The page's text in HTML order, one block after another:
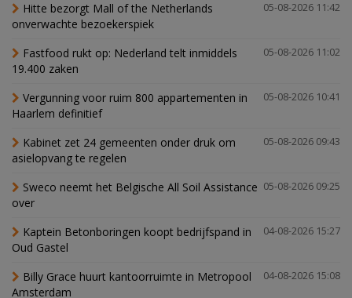
05-08-2026 11:42
Hitte bezorgt Mall of the Netherlands
onverwachte bezoekerspiek
05-08-2026 11:02
Fastfood rukt op: Nederland telt inmiddels
19.400 zaken
05-08-2026 10:41
Vergunning voor ruim 800 appartementen in
Haarlem definitief
05-08-2026 09:43
Kabinet zet 24 gemeenten onder druk om
asielopvang te regelen
05-08-2026 09:25
Sweco neemt het Belgische All Soil Assistance
over
04-08-2026 15:27
Kaptein Betonboringen koopt bedrijfspand in
Oud Gastel
04-08-2026 15:08
Billy Grace huurt kantoorruimte in Metropool
Amsterdam